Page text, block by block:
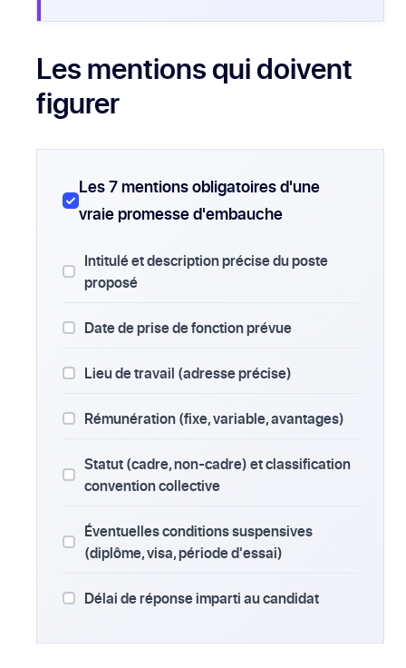
Les mentions qui doivent
figurer
Les 7 mentions obligatoires d'une
vraie promesse d'embauche
Intitulé et description précise du poste
proposé
Date de prise de fonction prévue
Lieu de travail (adresse précise)
Rémunération (fixe, variable, avantages)
Statut (cadre, non-cadre) et classification
convention collective
Éventuelles conditions suspensives
(diplôme, visa, période d'essai)
Délai de réponse imparti au candidat